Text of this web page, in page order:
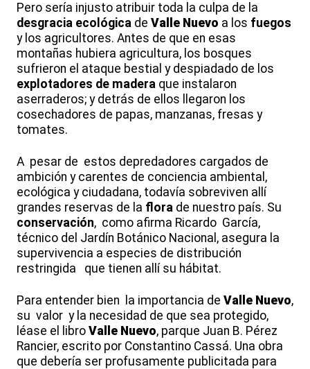
Pero sería injusto atribuir toda la culpa de la
desgracia ecológica de Valle Nuevo a los fuegos
y los agricultores. Antes de que en esas
montañas hubiera agricultura, los bosques
sufrieron el ataque bestial y despiadado de los
explotadores de madera que instalaron
aserraderos; y detrás de ellos llegaron los
cosechadores de papas, manzanas, fresas y
tomates.
A pesar de estos depredadores cargados de
ambición y carentes de conciencia ambiental,
ecológica y ciudadana, todavía sobreviven allí
grandes reservas de la flora de nuestro país. Su
conservación, como afirma Ricardo García,
técnico del Jardín Botánico Nacional, asegura la
supervivencia a especies de distribución
restringida que tienen allí su hábitat.
Para entender bien la importancia de Valle Nuevo,
su valor y la necesidad de que sea protegido,
léase el libro Valle Nuevo, parque Juan B. Pérez
Rancier, escrito por Constantino Cassá. Una obra
que debería ser profusamente publicitada para